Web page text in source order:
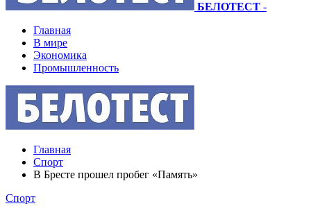
БЕЛОТЕСТ -
Главная
В мире
Экономика
Промышленность
Главная
Спорт
В Бресте прошел пробег «Память»
Спорт